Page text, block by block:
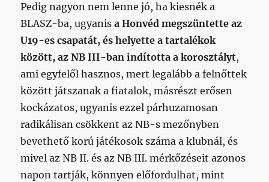
Pedig nagyon nem lenne jó, ha kiesnék a
BLASZ-ba, ugyanisa Honvéd megszüntette az
U19-es csapatát, és helyette a tartalékok
között, az NB III-ban indította a korosztályt,
ami egyfelől hasznos, mert legalább a felnőttek
között játszanak a fiatalok, másrészt erősen
kockázatos, ugyanis ezzel párhuzamosan
radikálisan csökkent az NB-s mezőnyben
bevethető korú játékosok száma a klubnál, és
mivel az NB II. és az NB III. mérkőzéseit azonos
napon tartják, könnyen előfordulhat, mint